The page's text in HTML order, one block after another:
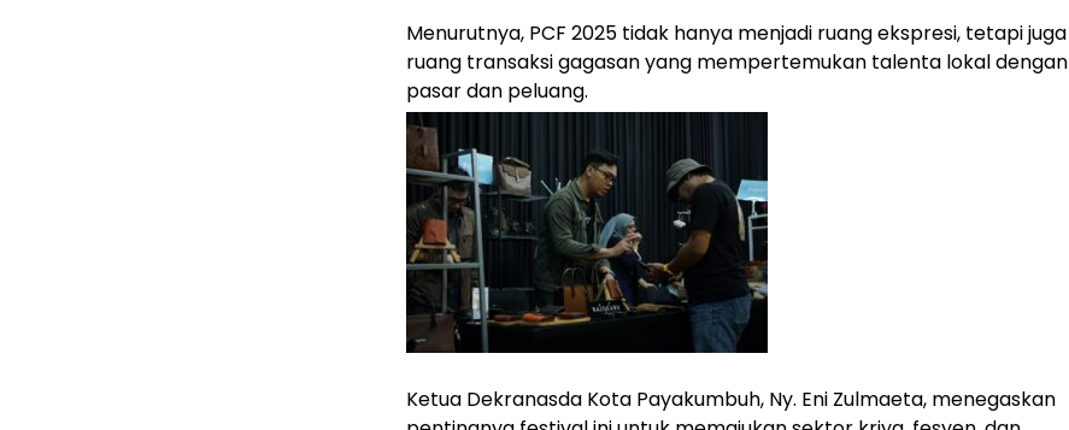
Menurutnya, PCF 2025 tidak hanya menjadi ruang ekspresi, tetapi juga
ruang transaksi gagasan yang mempertemukan talenta lokal dengan
pasar dan peluang.
Ketua Dekranasda Kota Payakumbuh, Ny. Eni Zulmaeta, menegaskan